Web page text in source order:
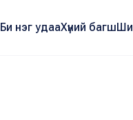
Би нэг удааХүний багш